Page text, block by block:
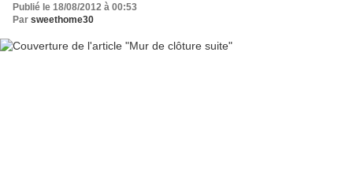
Publié le 18/08/2012 à 00:53
Par sweethome30